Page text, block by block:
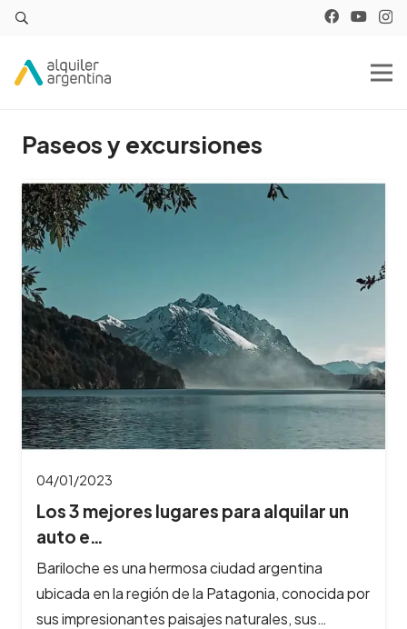
Paseos y excursiones
04/01/2023
Los 3 mejores lugares para alquilar un
auto e…
Bariloche es una hermosa ciudad argentina
ubicada en la región de la Patagonia, conocida por
sus impresionantes paisajes naturales, sus…